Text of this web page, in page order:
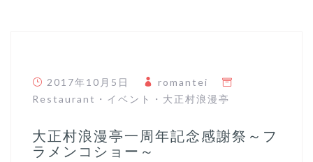
2017年10月5日
romantei
Restaurant ・ イベント ・ 大正村浪漫亭
大正村浪漫亭一周年記念感謝祭～フ
ラメンコショー～